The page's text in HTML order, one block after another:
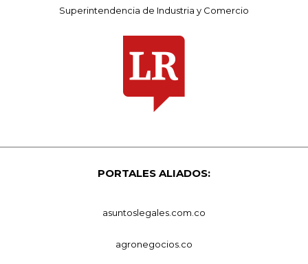
Superintendencia de Industria y Comercio
PORTALES ALIADOS:
asuntoslegales.com.co
agronegocios.co